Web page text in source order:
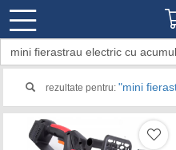
rezultate pentru: "mini